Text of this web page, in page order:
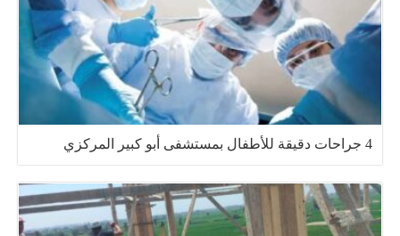
4 جراحات دقيقة للأطفال بمستشفى أبو كبير المركزي